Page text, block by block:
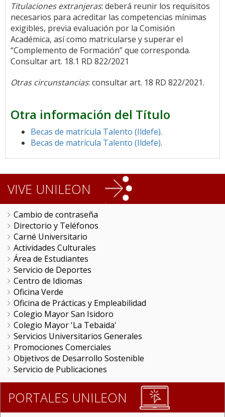
Titulaciones extranjeras: deberá reunir los requisitos
necesarios para acreditar las competencias mínimas
exigibles, previa evaluación por la Comisión
Académica, así como matricularse y superar el
“Complemento de Formación” que corresponda.
Consultar art. 18.1 RD 822/2021
Otras circunstancias: consultar art. 18 RD 822/2021.
Otra información del Título
Becas de matrícula Talento (Ildefe).
Becas de matrícula Talento (Ildefe).
VIVE UNILEON
Cambio de contraseña
Directorio y Teléfonos
Carné Universitario
Actividades Culturales
Área de Estudiantes
Servicio de Deportes
Centro de Idiomas
Oficina Verde
Oficina de Prácticas y Empleabilidad
Colegio Mayor San Isidoro
Colegio Mayor 'La Tebaida'
Servicios Universitarios Generales
Promociones Comerciales
Objetivos de Desarrollo Sostenible
Servicio de Publicaciones
PORTALES UNILEON